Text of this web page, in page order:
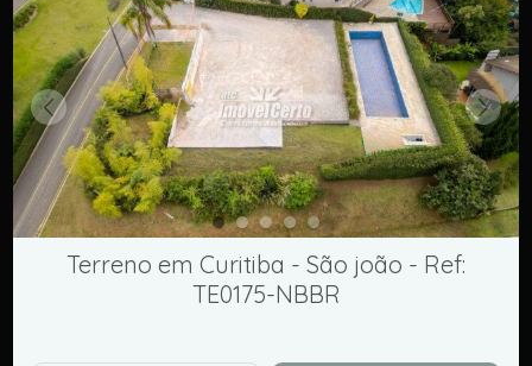
Terreno em Curitiba - São joão - Ref:
TE0175-NBBR